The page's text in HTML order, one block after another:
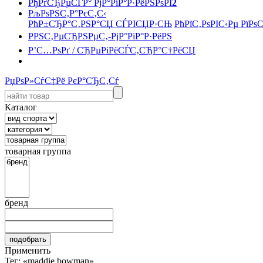
РђРґСЂРµСЃР° РјР°РіР°Р·РёРЅРѕРІ2
РљРѕРЅС‚Р°РєС‚С‹
РћР±СЂР°С‚РЅР°СЏ СЃРІСЏР·СЊ РћРїС‚РѕРІС‹Рµ
РРЅС‚РµСЂРЅРµС‚-РјР°РіР°Р·РёРЅ
Р’С…РѕРґ / СЂРµРіРёСЃС‚СЂР°С†РёСЏ
РџРѕР»СѓС‡Рё РєР°СЂС‚Сѓ
Каталог
товарная группа
бренд
Применить
Тег: «maddie bowman»